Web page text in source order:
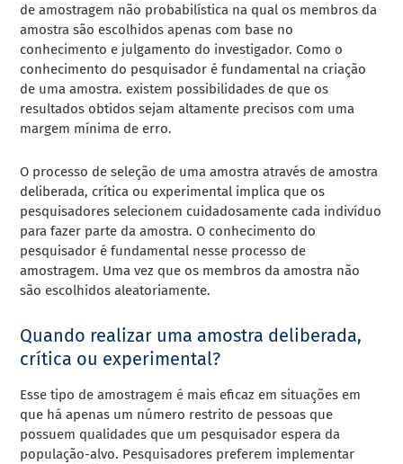
de amostragem não probabilística na qual os membros da
amostra são escolhidos apenas com base no
conhecimento e julgamento do investigador. Como o
conhecimento do pesquisador é fundamental na criação
de uma amostra. existem possibilidades de que os
resultados obtidos sejam altamente precisos com uma
margem mínima de erro.
O processo de seleção de uma amostra através de amostra
deliberada, crítica ou experimental implica que os
pesquisadores selecionem cuidadosamente cada indivíduo
para fazer parte da amostra. O conhecimento do
pesquisador é fundamental nesse processo de
amostragem. Uma vez que os membros da amostra não
são escolhidos aleatoriamente.
Quando realizar uma amostra deliberada,
crítica ou experimental?
Esse tipo de amostragem é mais eficaz em situações em
que há apenas um número restrito de pessoas que
possuem qualidades que um pesquisador espera da
população-alvo. Pesquisadores preferem implementar